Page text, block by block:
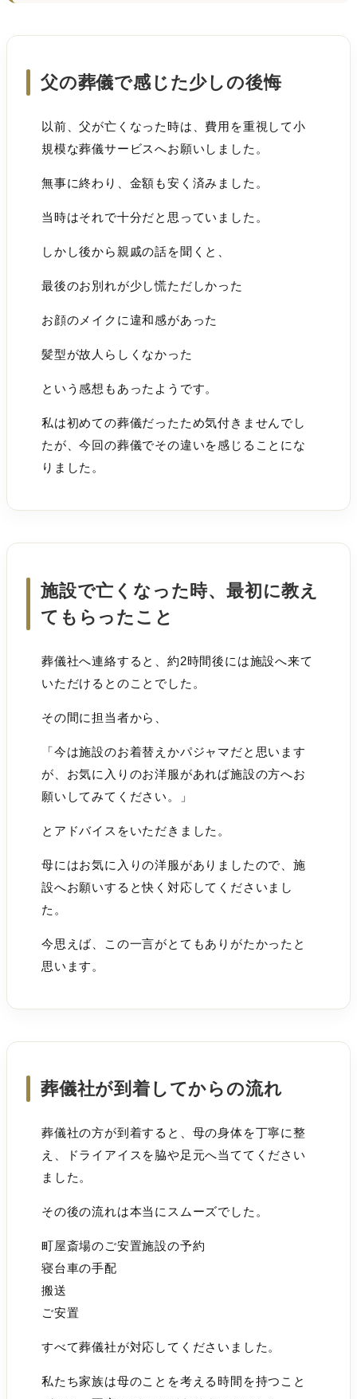
父の葬儀で感じた少しの後悔
以前、父が亡くなった時は、費用を重視して小
規模な葬儀サービスへお願いしました。
無事に終わり、金額も安く済みました。
当時はそれで十分だと思っていました。
しかし後から親戚の話を聞くと、
最後のお別れが少し慌ただしかった
お顔のメイクに違和感があった
髪型が故人らしくなかった
という感想もあったようです。
私は初めての葬儀だったため気付きませんでし
たが、今回の葬儀でその違いを感じることにな
りました。
施設で亡くなった時、最初に教え
てもらったこと
葬儀社へ連絡すると、約2時間後には施設へ来て
いただけるとのことでした。
その間に担当者から、
「今は施設のお着替えかパジャマだと思います
が、お気に入りのお洋服があれば施設の方へお
願いしてみてください。」
とアドバイスをいただきました。
母にはお気に入りの洋服がありましたので、施
設へお願いすると快く対応してくださいまし
た。
今思えば、この一言がとてもありがたかったと
思います。
葬儀社が到着してからの流れ
葬儀社の方が到着すると、母の身体を丁寧に整
え、ドライアイスを脇や足元へ当ててください
ました。
その後の流れは本当にスムーズでした。
町屋斎場のご安置施設の予約
寝台車の手配
搬送
ご安置
すべて葬儀社が対応してくださいました。
私たち家族は母のことを考える時間を持つこと